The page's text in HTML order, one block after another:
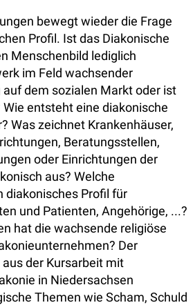
bewegt wieder die Frage
Profil. Ist das Diakonische
Menschenbild lediglich
im Feld wachsender
dem sozialen Markt oder ist
entsteht eine diakonische
Was zeichnet Krankenhäuser,
Beratungsstellen,
oder Einrichtungen der
aus? Welche
diakonisches Profil für
und Patienten, Angehörige, ...?
hat die wachsende religiöse
Der
der Kursarbeit mit
in Niedersachsen
Themen wie Scham, Schuld